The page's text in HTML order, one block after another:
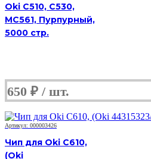
Oki C510, C530,
MC561, Пурпурный,
5000 стр.
650 ₽
Артикул: 000003426
Чип для Oki C610,
(Oki